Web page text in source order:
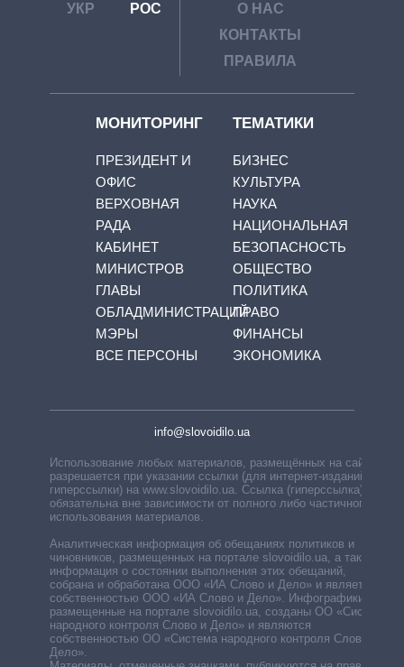
УКР РОС
О НАС
КОНТАКТЫ
ПРАВИЛА
МОНИТОРИНГ
ПРЕЗИДЕНТ И
ОФИС
ВЕРХОВНАЯ
РАДА
КАБИНЕТ
МИНИСТРОВ
ГЛАВЫ
ОБЛАДМИНИСТРАЦИЙ
МЭРЫ
ВСЕ ПЕРСОНЫ
ТЕМАТИКИ
БИЗНЕС
КУЛЬТУРА
НАУКА
НАЦИОНАЛЬНАЯ
БЕЗОПАСНОСТЬ
ОБЩЕСТВО
ПОЛИТИКА
ПРАВО
ФИНАНСЫ
ЭКОНОМИКА
info@slovoidilo.ua
Использование любых материалов, размещённых на сайте,
разрешается при указании ссылки (для интернет-изданий —
гиперссылки) на www.slovoidilo.ua. Ссылка (гиперссылка)
обязательна вне зависимости от полного либо частичного
использования материалов.
Аналитическая информация об обещаниях политиков и
чиновников, размещенных на портале slovoidilo.ua, а также
информация о состоянии выполнения этих обещаний,
собрана и обработана ООО «ИА Слово и Дело» и является
собственностью ООО «ИА Слово и Дело». Инфографики,
размещенные на портале slovoidilo.ua, созданы ОО «Система
народного контроля Слово и Дело» и являются
собственностью ОО «Система народного контроля Слово и
Дело».